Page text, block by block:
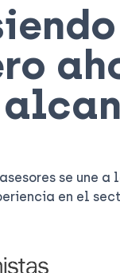
se une a
en el